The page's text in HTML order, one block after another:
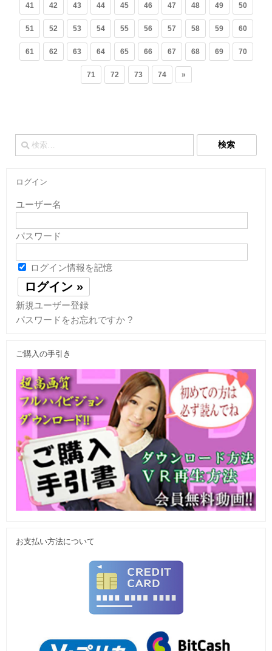
41 42 43 44 45 46 47 48 49 50
51 52 53 54 55 56 57 58 59 60
61 62 63 64 65 66 67 68 69 70
71 72 73 74 »
検
索:
ログイン
ユーザー名
パスワード
ログイン情報を記憶
新規ユーザー登録
パスワードをお忘れですか ?
ご購入の手引き
お支払い方法について